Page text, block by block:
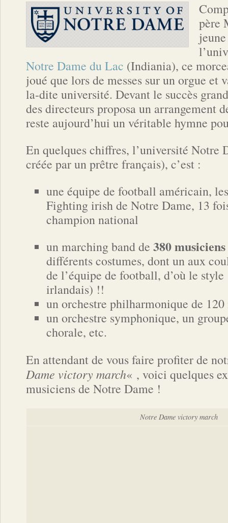
père
Notre Dame du Lac (Indiania), ce
joué que lors de messes sur un orgue et
la-dite université. Devant le succès
des directeurs proposa un arrangement
reste aujourd’hui un véritable hymne
En quelques chiffres, l’université Notre
créée par un prêtre français), c’est :
une équipe de football américain, les
Fighting irish de Notre Dame, 13
champion national
un marching band de 380 musiciens
différents costumes, dont un aux
de l’équipe de football, d’où le style
irlandais) !!
un orchestre philharmonique de
un orchestre symphonique, un
chorale, etc.
En attendant de vous faire profiter de
Dame victory march« , voici quelques
musiciens de Notre Dame !
Notre Dame victory march